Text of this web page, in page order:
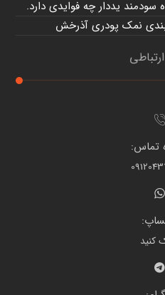
یددار چه فوایدی دارد.
نمک پودری آذرخش
تماس:
کنید